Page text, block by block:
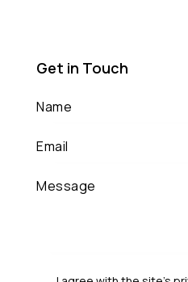
Get in Touch